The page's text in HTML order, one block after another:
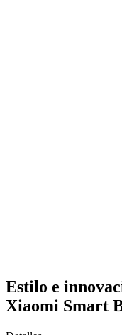
Estilo e
Xiaomi Smart